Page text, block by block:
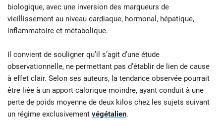
biologique, avec une inversion des marqueurs de
vieillissement au niveau cardiaque, hormonal, hépatique,
inflammatoire et métabolique.
Il convient de souligner qu’il s’agit d’une étude
observationnelle, ne permettant pas d’établir de lien de cause
à effet clair. Selon ses auteurs, la tendance observée pourrait
être liée à un apport calorique moindre, ayant conduit à une
perte de poids moyenne de deux kilos chez les sujets suivant
un régime exclusivement végétalien.